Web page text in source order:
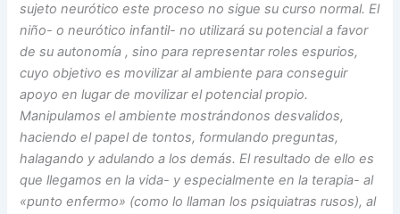
sujeto neurótico este proceso no sigue su curso normal. El
niño- o neurótico infantil- no utilizará su potencial a favor
de su autonomía , sino para representar roles espurios,
cuyo objetivo es movilizar al ambiente para conseguir
apoyo en lugar de movilizar el potencial propio.
Manipulamos el ambiente mostrándonos desvalidos,
haciendo el papel de tontos, formulando preguntas,
halagando y adulando a los demás. El resultado de ello es
que llegamos en la vida- y especialmente en la terapia- al
«punto enfermo» (como lo llaman los psiquiatras rusos), al